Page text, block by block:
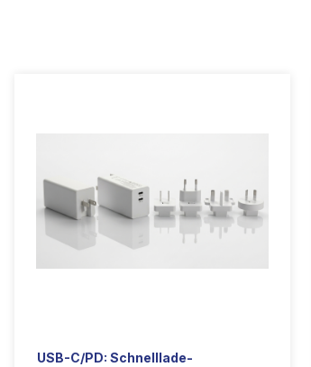
USB-C/PD: Schnelllade-